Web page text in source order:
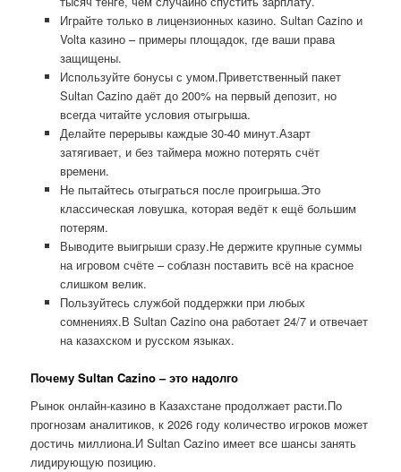
Играйте только в лицензионных казино. Sultan Cazino и
Volta казино – примеры площадок, где ваши права
защищены.
Используйте бонусы с умом.Приветственный пакет
Sultan Cazino даёт до 200% на первый депозит, но
всегда читайте условия отыгрыша.
Делайте перерывы каждые 30-40 минут.Азарт
затягивает, и без таймера можно потерять счёт
времени.
Не пытайтесь отыграться после проигрыша.Это
классическая ловушка, которая ведёт к ещё большим
потерям.
Выводите выигрыши сразу.Не держите крупные суммы
на игровом счёте – соблазн поставить всё на красное
слишком велик.
Пользуйтесь службой поддержки при любых
сомнениях.В Sultan Cazino она работает 24/7 и отвечает
на казахском и русском языках.
Почему Sultan Cazino – это надолго
Рынок онлайн-казино в Казахстане продолжает расти.По
прогнозам аналитиков, к 2026 году количество игроков может
достичь миллиона.И Sultan Cazino имеет все шансы занять
лидирующую позицию.